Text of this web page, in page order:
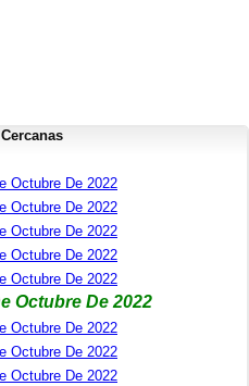
Octubre De 2022
Octubre De 2022
Octubre De 2022
Octubre De 2022
Octubre De 2022
Octubre De 2022
Octubre De 2022
Octubre De 2022
Octubre De 2022